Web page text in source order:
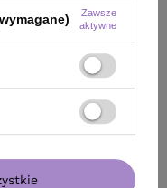
wprowadzeniem
Cena katalogowa:
Zawsze
aktywne